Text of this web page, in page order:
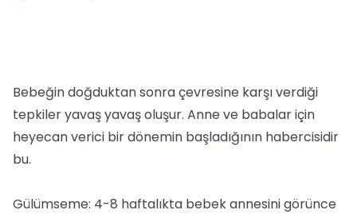
Bebeğin doğduktan sonra çevresine karşı verdiği
tepkiler yavaş yavaş oluşur. Anne ve babalar için
heyecan verici bir dönemin başladığının habercisidir
bu.
Gülümseme: 4-8 haftalıkta bebek annesini görünce